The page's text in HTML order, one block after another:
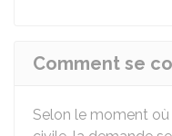
Comment se
Selon le moment